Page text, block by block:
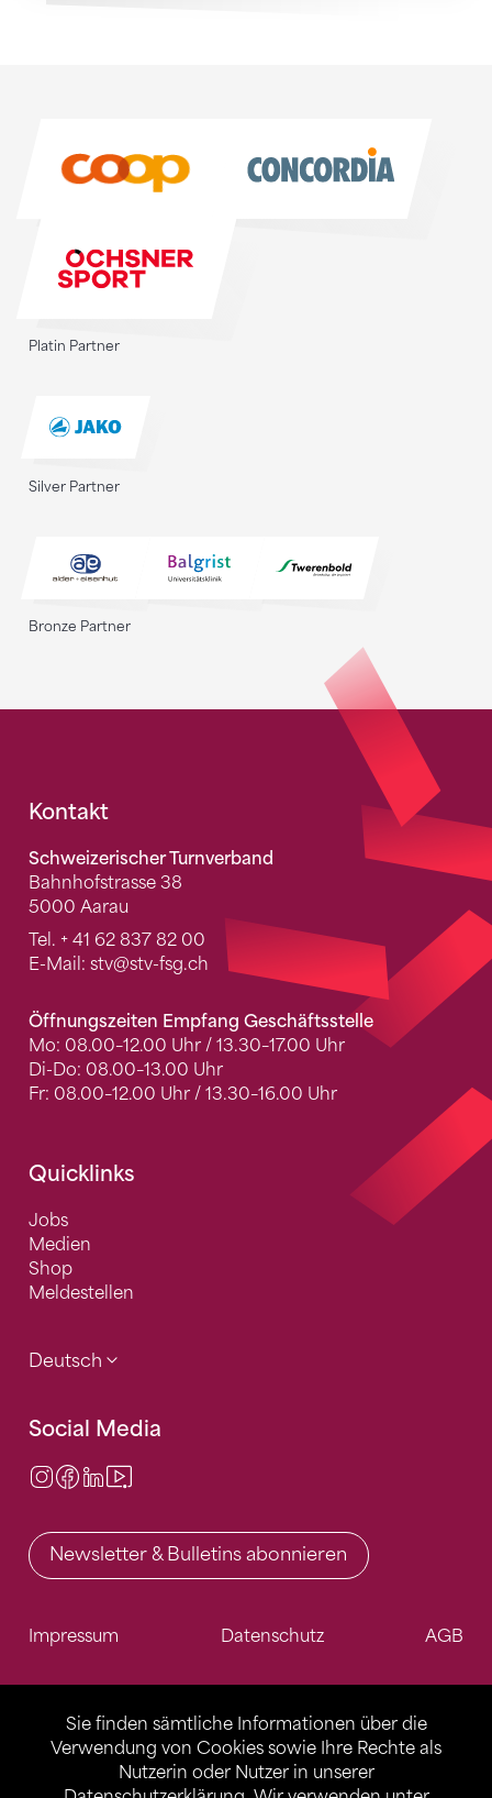
Sie finden sämtliche Informationen über die
Verwendung von Cookies sowie Ihre Rechte als
Nutzerin oder Nutzer in unserer
Platin Partner
Silver Partner
Bronze Partner
Fusszeile
Kontakt
Schweizerischer Turnverband
Bahnhofstrasse 38
5000 Aarau
Tel. + 41 62 837 82 00
E-Mail: stv@stv-fsg.ch
Öffnungszeiten Empfang Geschäftsstelle
Mo: 08.00–12.00 Uhr / 13.30–17.00 Uhr
Di-Do: 08.00–13.00 Uhr
Fr: 08.00–12.00 Uhr / 13.30–16.00 Uhr
Quicklinks
Jobs
Medien
Shop
Meldestellen
Deutsch
Social Media
Instagram
Facebook
LinkedIn
Newsletter & Bulletins abonnieren
Impressum Datenschutz AGB